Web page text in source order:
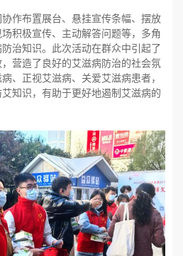
协作布置展台、 悬挂宣传条幅、摆放
场积极宣传、 主动解答问题等， 多角
治知识。此次活动在群众中引起了
营造了良好的艾滋病防治的社会氛
、正视艾滋病、关爱艾滋病患者，
知识，有助于更好地遏制艾滋病的